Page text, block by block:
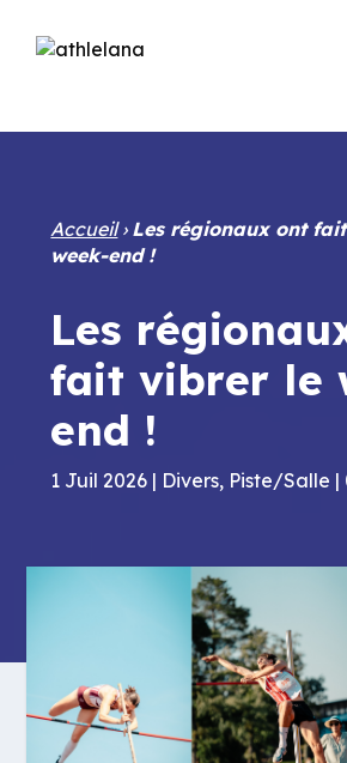
Accueil› Les régionaux ont
week-end !
Les
fait vibrer le
end !
1 Juil 2026 | Divers, Piste/Salle |